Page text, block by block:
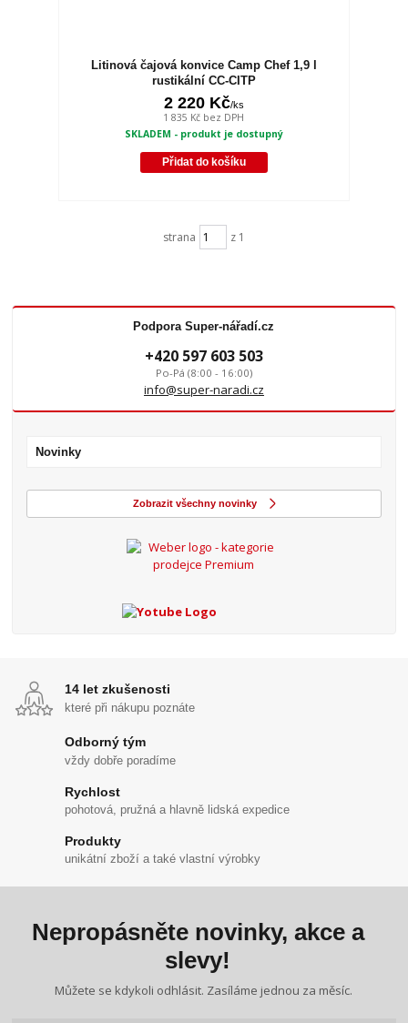
Litinová čajová konvice Camp Chef 1,9 l
rustikální CC-CITP
2 220 Kč/ks
1 835 Kč bez DPH
SKLADEM - produkt je dostupný
Přidat do košíku
strana z 1
Podpora Super-nářadí.cz
+420 597 603 503
Po-Pá (8:00 - 16:00)
info@super-naradi.cz
Novinky
Zobrazit všechny novinky
14 let zkušenosti
které při nákupu poznáte
Odborný tým
vždy dobře poradíme
Rychlost
pohotová, pružná a hlavně lidská expedice
Produkty
unikátní zboží a také vlastní výrobky
Nepropásněte novinky, akce a
slevy!
Můžete se kdykoli odhlásit. Zasíláme jednou za měsíc.